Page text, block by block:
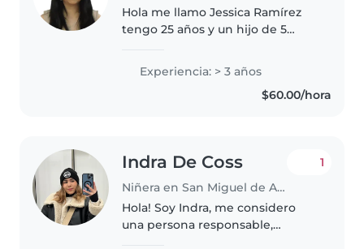
Hola me llamo Jessica Ramírez
tengo 25 años y un hijo de 5
pedagogía y actualmente busco
un trabajo para seguir teniendo
una formación en el área
Experiencia: > 3 años
$60.00/hora
Indra De Coss
Niñera en San Miguel de Allende
1
Hola! Soy Indra, me considero
una persona responsable,